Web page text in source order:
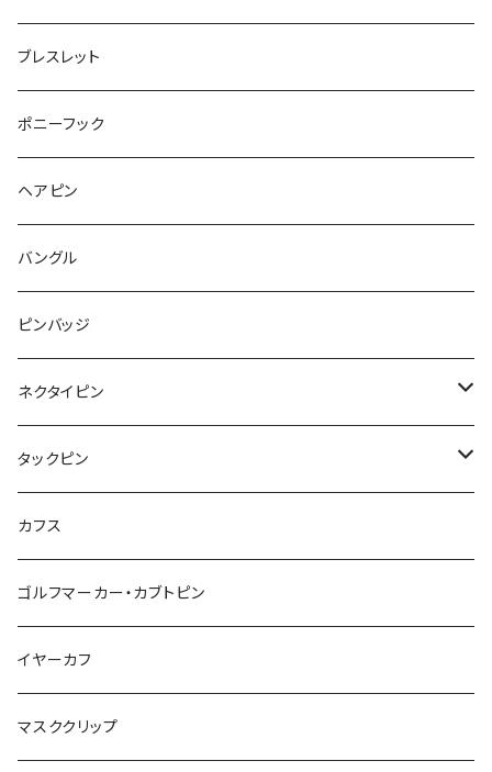
pattern
こいのぼり
マーブル
カメオ
星
鳥
Bubble
Animal
マーブル
こいのぼり
てんとう虫
鳥
食品
鳥
Triangle
食品
ハロウィン
カモフラージュ
square
天使
リボン
ハムスター
レッサーパンダ
ブタ
マーメイド
雲
月
惑星
星
唐津土
lip
フルーツ
アイスクリーム
マーブル
音楽
カメオ
ハート
クジラ
くま
コアラ
羊
牛
カメ
イルカ
bag
フルーツ
さくらんぼ
レモン
てんとう虫
野菜
雲
月
惑星
星
こいのぼり
カメラ
音楽
バイオリン
カメオ
バルーン
ガラス
カメラ
リボン
ラリエット
モザイク
ハート
アルファベット
ハロウィン
紐
鳥
バルーン
lip
フルーツ
パン
ガラス
リボン
マーブル
鳥
星
アルファベット
ハロウィン
カメオ
ブレスレット
ポニーフック
ヘアピン
バングル
ピンバッジ
ネクタイピン
結び
スクエア
タックピン
結び
カフス
ゴルフマーカー・カブトピン
イヤーカフ
マスククリップ